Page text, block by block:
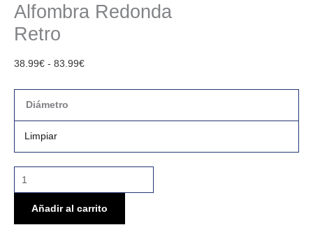
Alfombra Redonda
Retro
38.99€ - 83.99€
Diámetro
Limpiar
Añadir al carrito